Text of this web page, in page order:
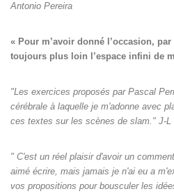
Antonio Pereira
« Pour m’avoir donné l’occasion,
toujours plus loin l’espace infini de
"Les exercices proposés par Pascal
cérébrale à laquelle je m'adonne avec
ces textes sur les scènes de slam." J-L
" C'est un réel plaisir d'avoir un
aimé écrire, mais jamais je n'ai eu a
vos propositions pour bousculer les